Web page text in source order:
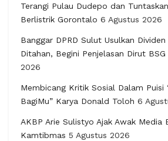
Terangi Pulau Dudepo dan
Berlistrik Gorontalo 6 Agustus 2026
Banggar DPRD Sulut Usulkan
Ditahan, Begini Penjelasan Dirut BSG
2026
Membicang Kritik Sosial Dalam Puisi
BagiMu” Karya Donald Toloh 6
AKBP Arie Sulistyo Ajak Awak Media
Kamtibmas 5 Agustus 2026